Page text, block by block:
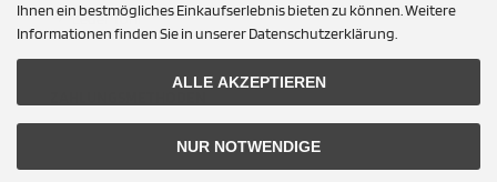
Leder Toni
Ihnen ein bestmögliches Einkaufserlebnis bieten zu können. Weitere
Informationen finden Sie in unserer Datenschutzerklärung.
ALLE AKZEPTIEREN
NUR NOTWENDIGE